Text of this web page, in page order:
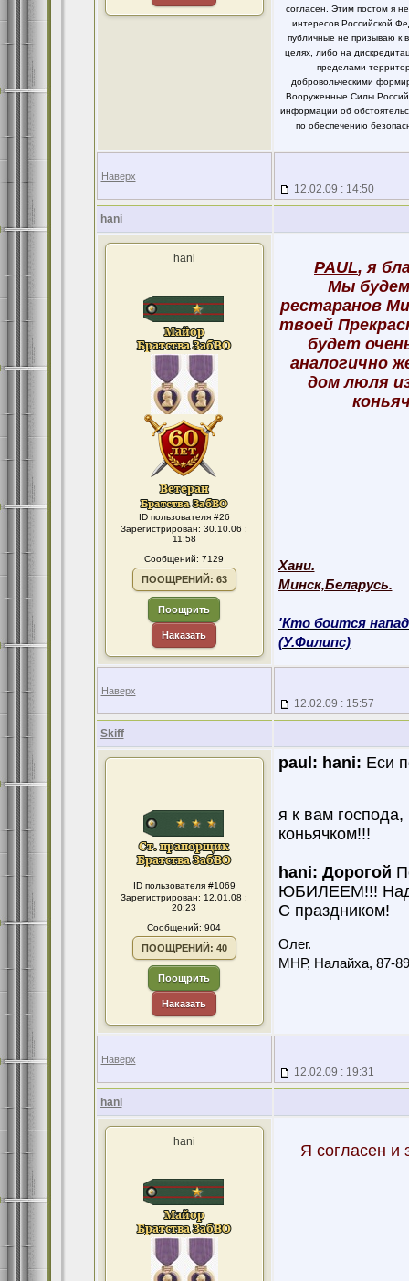
согласен. Этим постом я
интересов Российской
публичные не призываю к
целях, либо на
пределами
добровольческими
Вооруженные Силы
информации об
по обеспечению
Наверх
12.02.09 : 14:50
hani
hani
ID пользователя #26
Зарегистрирован: 30.10.06 :
11:58
Сообщений: 7129
ПООЩРЕНИЙ: 63
Поощрить
Наказать
PAUL, я
Мы
рестаранов
твоей
будет
аналогично
дом люля
Хани.
Минск,Беларусь.
'Кто боится
(У.Филипс)
Наверх
12.02.09 : 15:57
Skiff
.
ID пользователя #1069
Зарегистрирован: 12.01.08 :
20:23
Сообщений: 904
ПООЩРЕНИЙ: 40
Поощрить
Наказать
paul: hani: Еси
я к вам
коньячком!!!
hani: Дорогой
ЮБИЛЕЕМ!!!
С праздником!
Олег.
МНР, Налайха, 87-
Наверх
12.02.09 : 19:31
hani
hani Я согласен и